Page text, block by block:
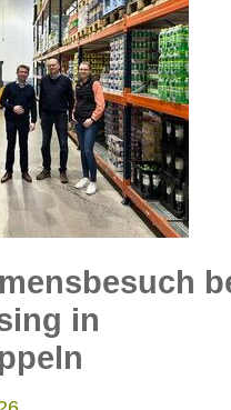
in